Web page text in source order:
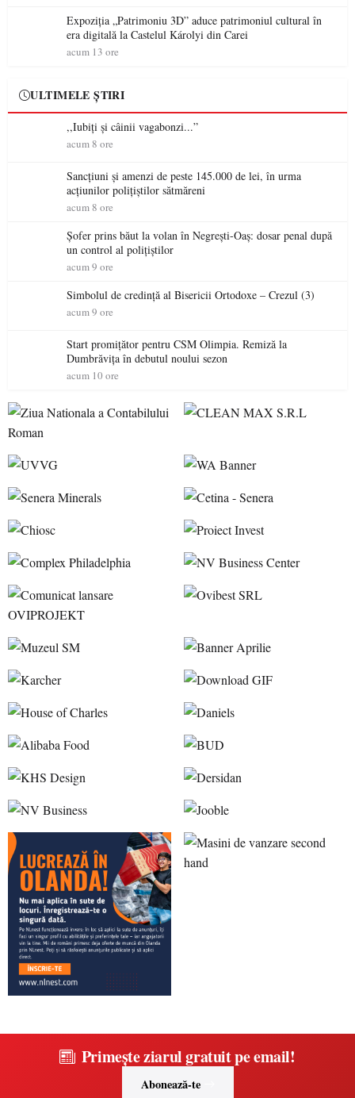
Expoziția „Patrimoniu 3D” aduce patrimoniul cultural în
era digitală la Castelul Károlyi din Carei
acum 13 ore
ULTIMELE ȘTIRI
,,Iubiți și câinii vagabonzi...”
acum 8 ore
Sancțiuni și amenzi de peste 145.000 de lei, în urma
acțiunilor polițiștilor sătmăreni
acum 8 ore
Șofer prins băut la volan în Negrești-Oaș: dosar penal după
un control al polițiștilor
acum 9 ore
Simbolul de credinţă al Bisericii Ortodoxe – Crezul (3)
acum 9 ore
Start promițător pentru CSM Olimpia. Remiză la
Dumbrăvița în debutul noului sezon
acum 10 ore
Primește ziarul gratuit pe email!
Abonează-te